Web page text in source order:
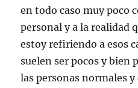
en todo caso muy poco
personal y a la realidad
estoy refiriendo a esos
suelen ser pocos y bien
las personas normales